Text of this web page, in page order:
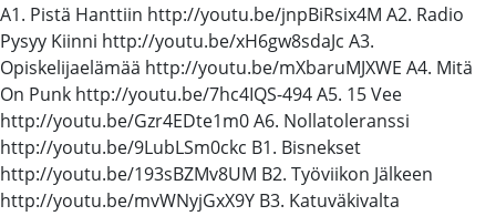
A1. Pistä Hanttiin http://youtu.be/jnpBiRsix4M A2. Radio
Pysyy Kiinni http://youtu.be/xH6gw8sdaJc A3.
Opiskelijaelämää http://youtu.be/mXbaruMJXWE A4. Mitä
On Punk http://youtu.be/7hc4IQS-494 A5. 15 Vee
http://youtu.be/Gzr4EDte1m0 A6. Nollatoleranssi
http://youtu.be/9LubLSm0ckc B1. Bisnekset
http://youtu.be/193sBZMv8UM B2. Työviikon Jälkeen
http://youtu.be/mvWNyjGxX9Y B3. Katuväkivalta